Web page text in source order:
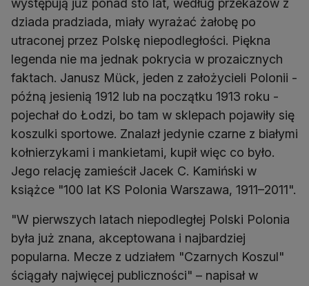
występują już ponad sto lat, według przekazów z
dziada pradziada, miały wyrażać żałobę po
utraconej przez Polskę niepodległości. Piękna
legenda nie ma jednak pokrycia w prozaicznych
faktach. Janusz Mück, jeden z założycieli Polonii -
późną jesienią 1912 lub na początku 1913 roku -
pojechał do Łodzi, bo tam w sklepach pojawiły się
koszulki sportowe. Znalazł jedynie czarne z białymi
kołnierzykami i mankietami, kupił więc co było.
Jego relację zamieścił Jacek C. Kamiński w
książce "100 lat KS Polonia Warszawa, 1911–2011".
"W pierwszych latach niepodległej Polski Polonia
była już znana, akceptowana i najbardziej
popularna. Mecze z udziałem "Czarnych Koszul"
ściągały najwięcej publiczności" – napisał w